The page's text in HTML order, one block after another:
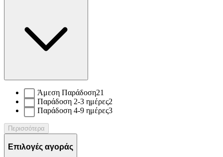
Άμεση Παράδοση21
Παράδοση 2-3 ημέρες2
Παράδοση 4-9 ημέρες3
Περισσότερα
Επιλογές αγοράς